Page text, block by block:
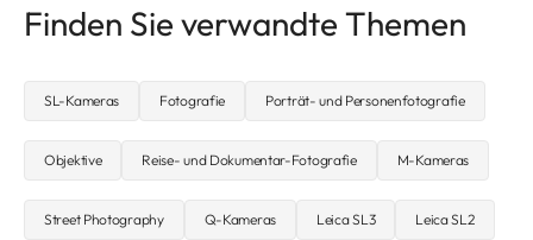
Finden Sie verwandte Themen
SL-Kameras Fotografie Porträt- und Personenfotografie
Objektive Reise- und Dokumentar-Fotografie M-Kameras
Street Photography Q-Kameras Leica SL3 Leica SL2